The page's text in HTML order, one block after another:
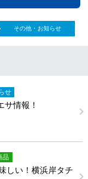
その他・お知らせ
せ
情報！
品
しい！横浜岸タチ